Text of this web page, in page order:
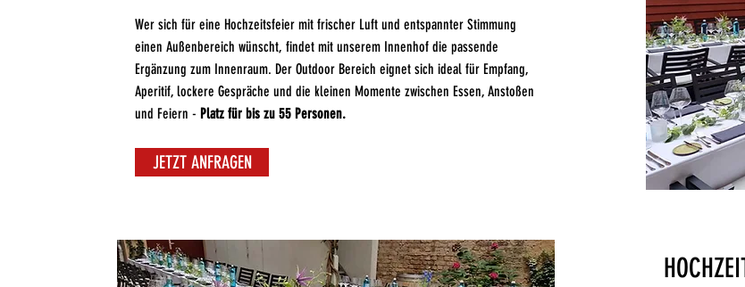
Wer sich für eine Hochzeitsfeier mit frischer Luft und entspannter Stimmung
einen Außenbereich wünscht, findet mit unserem Innenhof die passende
Ergänzung zum Innenraum. Der Outdoor Bereich eignet sich ideal für Empfang,
Aperitif, lockere Gespräche und die kleinen Momente zwischen Essen, Anstoßen
und Feiern - Platz für bis zu 55 Personen.
JETZT ANFRAGEN